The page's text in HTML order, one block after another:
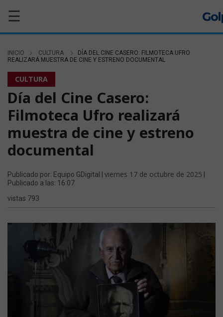
☰
INICIO CULTURA
DÍA DEL CINE CASERO: FILMOTECA UFRO
REALIZARÁ MUESTRA DE CINE Y ESTRENO DOCUMENTAL
CULTURA
Día del Cine Casero:
Filmoteca Ufro realizará
muestra de cine y estreno
documental
Publicado por: Equipo GDigital | viernes 17 de octubre de 2025
Publicado a las: 16:07
vistas 793